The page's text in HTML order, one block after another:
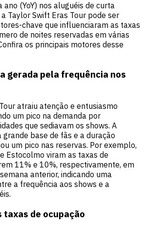
ano (YoY) nos aluguéis de curta
Taylor Swift Eras Tour pode ser
chave que influenciaram as taxas
de noites reservadas em várias
os principais motores desse
gerada pela frequência nos
atraiu atenção e entusiasmo
um pico na demanda por
que sediavam os shows. A
grande base de fãs e a duração
um pico nas reservas. Por exemplo,
Estocolmo viram as taxas de
11% e 10%, respectivamente, em
anterior, indicando uma
a frequência aos shows e a
de ocupação